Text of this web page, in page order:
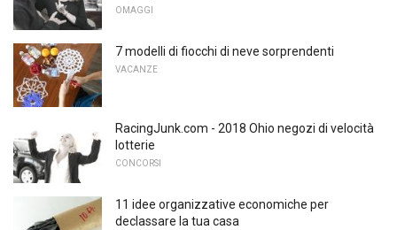
OMAGGI
7 modelli di fiocchi di neve sorprendenti
VACANZE
RacingJunk.com - 2018 Ohio negozi di velocità
lotterie
CONCORSI
11 idee organizzative economiche per
declassare la tua casa